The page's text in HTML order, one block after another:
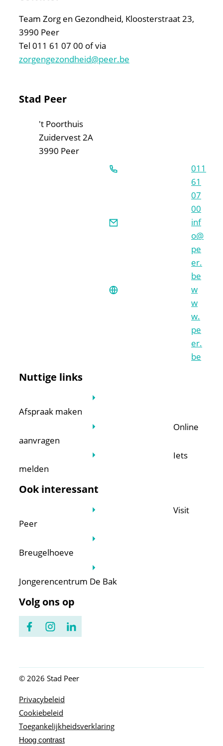
Team Zorg en Gezondheid, Kloosterstraat 23,
3990 Peer
Tel 011 61 07 00 of via
zorgengezondheid@peer.be
Contact & openingsuren
Stad Peer
Adres't Poorthuis
Zuidervest 2A
,3990 Peer
011
61
07
00
inf
o@
pe
er.
be
w
w
w.
pe
er.
be
Nuttige links
Afspraak maken
Online
aanvragen
Iets
melden
Ook interessant
Visit
Peer
Breugelhoeve
Jongerencentrum De Bak
Volg ons op
FacebookInstagramLinkedIn
© 2026 Stad Peer
Privacybeleid
Cookiebeleid
Toegankelijkheidsverklaring
Hoog contrast